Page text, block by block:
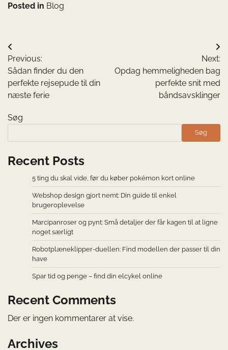
Posted in Blog
Indlægsnavigation
Previous:
Sådan finder du den
perfekte rejsepude til din
næste ferie
Next:
Opdag hemmeligheden bag
perfekte snit med
båndsavsklinger
Søg
Søg
Recent Posts
5 ting du skal vide, før du køber pokémon kort online
Webshop design gjort nemt: Din guide til enkel
brugeroplevelse
Marcipanroser og pynt: Små detaljer der får kagen til at ligne
noget særligt
Robotplæneklipper-duellen: Find modellen der passer til din
have
Spar tid og penge – find din elcykel online
Recent Comments
Der er ingen kommentarer at vise.
Archives